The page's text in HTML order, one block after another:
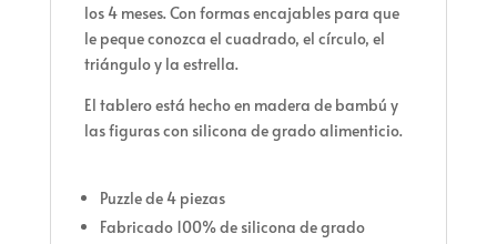
los 4 meses. Con formas encajables para que
le peque conozca el cuadrado, el círculo, el
triángulo y la estrella.
El tablero está hecho en madera de bambú y
las figuras con silicona de grado alimenticio.
Puzzle de 4 piezas
Fabricado 100% de silicona de grado